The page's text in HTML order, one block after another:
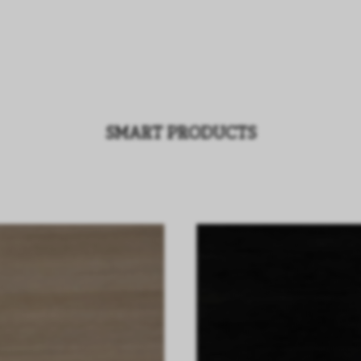
SMART PRODUCTS